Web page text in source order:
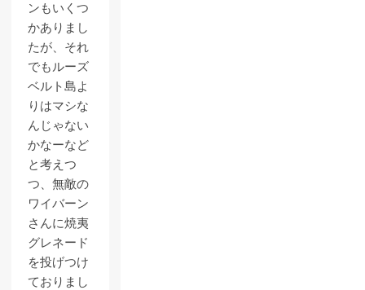
ンもいくつ
かありまし
たが、それ
でもルーズ
ベルト島よ
りはマシな
んじゃない
かなーなど
と考えつ
つ、無敵の
ワイバーン
さんに焼夷
グレネード
を投げつけ
ておりまし